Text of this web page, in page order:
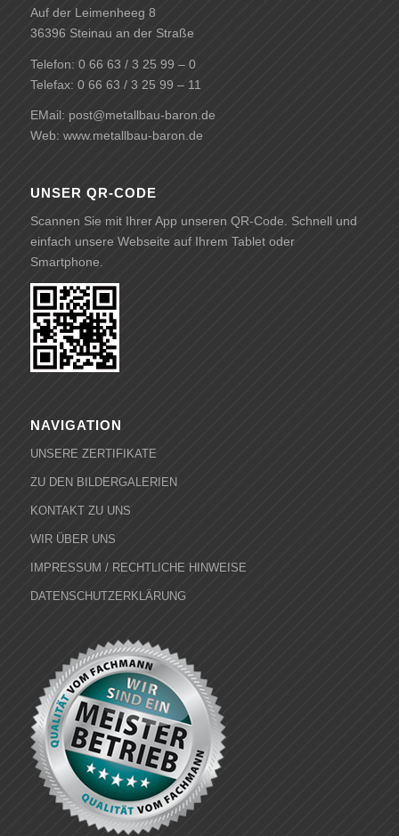
Auf der Leimenheeg 8
36396 Steinau an der Straße
Telefon: 0 66 63 / 3 25 99 – 0
Telefax: 0 66 63 / 3 25 99 – 11
EMail: post@metallbau-baron.de
Web: www.metallbau-baron.de
UNSER QR-CODE
Scannen Sie mit Ihrer App unseren QR-Code. Schnell und
einfach unsere Webseite auf Ihrem Tablet oder
Smartphone.
NAVIGATION
UNSERE ZERTIFIKATE
ZU DEN BILDERGALERIEN
KONTAKT ZU UNS
WIR ÜBER UNS
IMPRESSUM / RECHTLICHE HINWEISE
DATENSCHUTZERKLÄRUNG